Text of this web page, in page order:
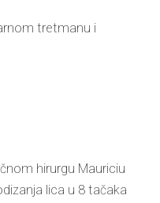
tretmanu i
hirurgu Mauriciu
lica u 8 tačaka